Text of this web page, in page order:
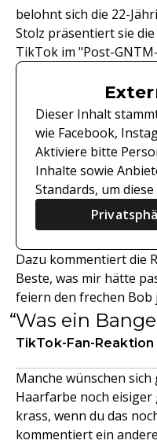
belohnt sich die 22-
Stolz präsentiert sie
TikTok im "Post-
Dieser Inhalt
wie Facebook,
Aktiviere bitte
Inhalte sowie
Standards, um
Dazu kommentiert die
Beste, was mir hätte
feiern den frechen Bob
Was ein
TikTok-Fan-
Manche wünschen
Haarfarbe noch eisiger
krass, wenn du das
kommentiert ein